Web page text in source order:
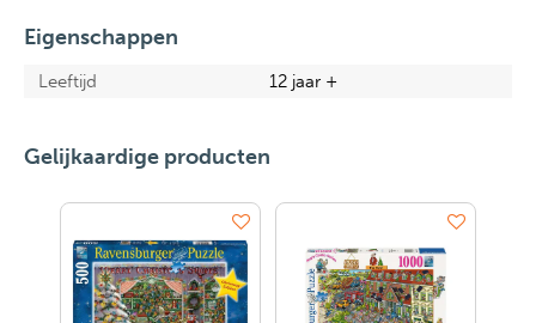
Eigenschappen
Leeftijd 12 jaar +
Gelijkaardige producten